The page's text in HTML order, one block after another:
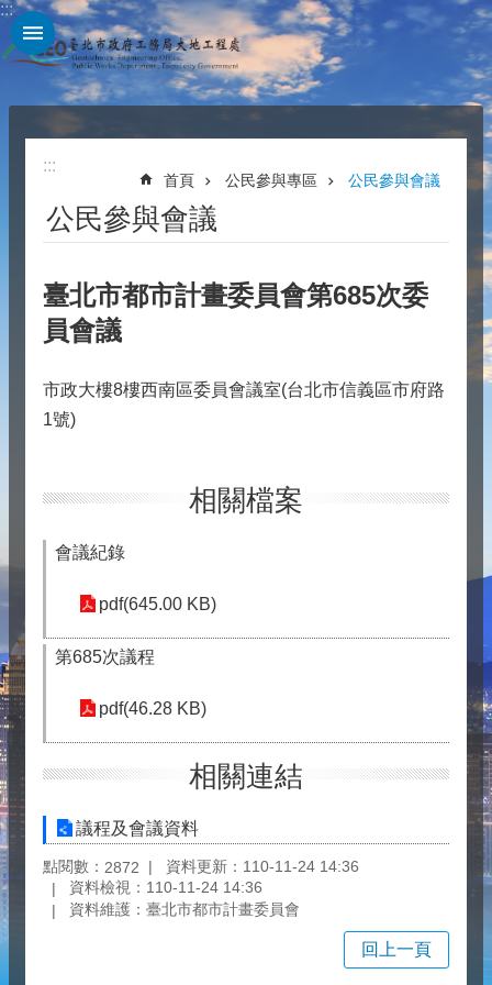
跳到主要內容區塊
:::
:::
首頁 公民參與專區 公民參與會議
公民參與會議
臺北市都市計畫委員會第685次委
員會議
市政大樓8樓西南區委員會議室(台北市信義區市府路
1號)
相關檔案
會議紀錄
pdf(645.00 KB)
第685次議程
pdf(46.28 KB)
相關連結
議程及會議資料
點閱數： 2872
資料更新：110-11-24 14:36
資料檢視：110-11-24 14:36
資料維護：臺北市都市計畫委員會
回上一頁